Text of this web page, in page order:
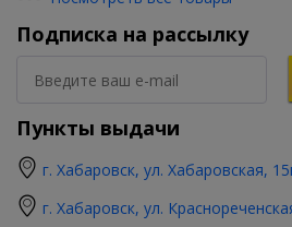
Подписка на рассылку
Пункты выдачи
г. Хабаровск, ул. Хабаровская,
г. Хабаровск, ул.